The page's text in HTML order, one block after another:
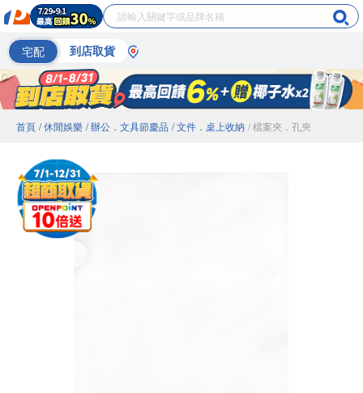
宅配 到店取貨
首頁 / 休閒娛樂 / 辦公．文具節慶品 / 文件．桌上收納 / 檔案夾．孔夾